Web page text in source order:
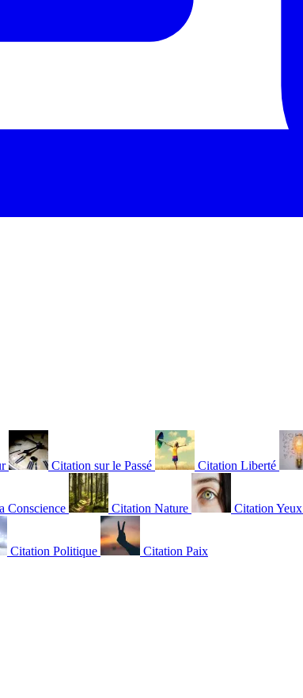
Citation sur le Passé Citation Liberté
Conscience Citation Nature Citation Yeux
Citation Politique Citation Paix